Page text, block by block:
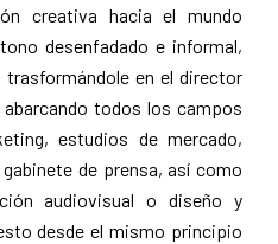
creativa hacia el mundo
desenfadado e informal,
en el director
todos los campos
estudios de mercado,
de prensa, así como
audiovisual o diseño y
desde el mismo principio